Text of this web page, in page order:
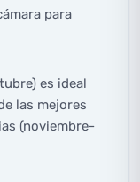
para
es ideal
las mejores
(noviembre-